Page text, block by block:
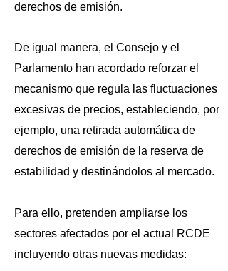
derechos de emisión.
De igual manera, el Consejo y el
Parlamento han acordado reforzar el
mecanismo que regula las fluctuaciones
excesivas de precios, estableciendo, por
ejemplo, una retirada automática de
derechos de emisión de la reserva de
estabilidad y destinándolos al mercado.
Para ello, pretenden ampliarse los
sectores afectados por el actual RCDE
incluyendo otras nuevas medidas: